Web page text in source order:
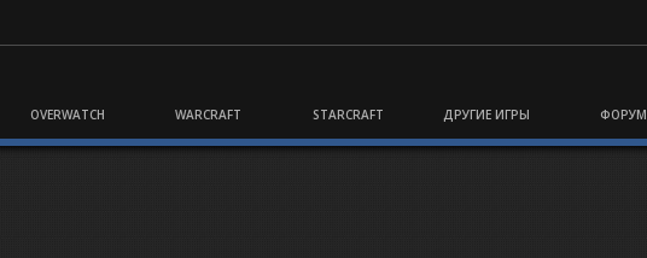
OVERWATCH WARCRAFT STARCRAFT ДРУГИЕ ИГРЫ ФОРУМ